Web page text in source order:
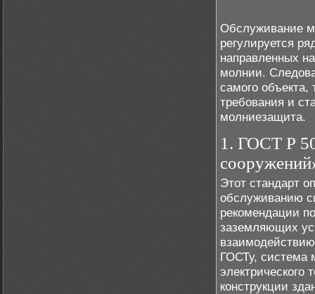
Обслуживание
регулируется
направленных
молнии.
самого объекта,
требования и
молниезащита.
1. ГОСТ Р
Этот стандарт
обслуживанию
рекомендации
заземляющих
ГОСТу, система
конструкции